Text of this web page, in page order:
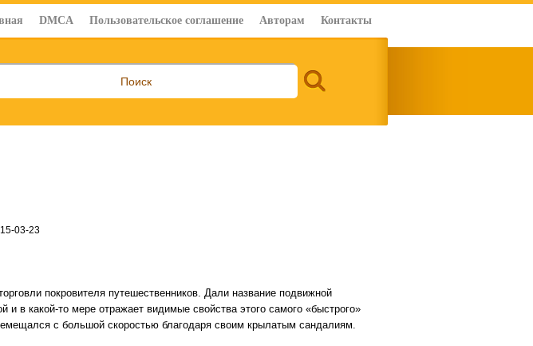
DMCA Пользовательское соглашение Авторам Контакты
03-23
покровителя путешественников. Дали название подвижной
и в какой-то мере отражает видимые свойства этого самого «быстрого»
с большой скоростью благодаря своим крылатым сандалиям.